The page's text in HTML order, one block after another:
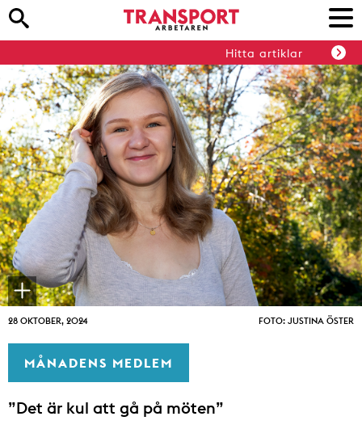
Hitta artiklar
28 OKTOBER, 2024 FOTO: JUSTINA ÖSTER
MÅNADENS MEDLEM
”Det är kul att gå på möten”